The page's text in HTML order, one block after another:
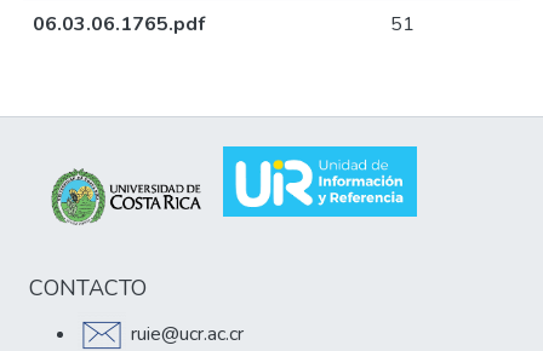
06.03.06.1765.pdf
51
CONTACTO
ruie@ucr.ac.cr